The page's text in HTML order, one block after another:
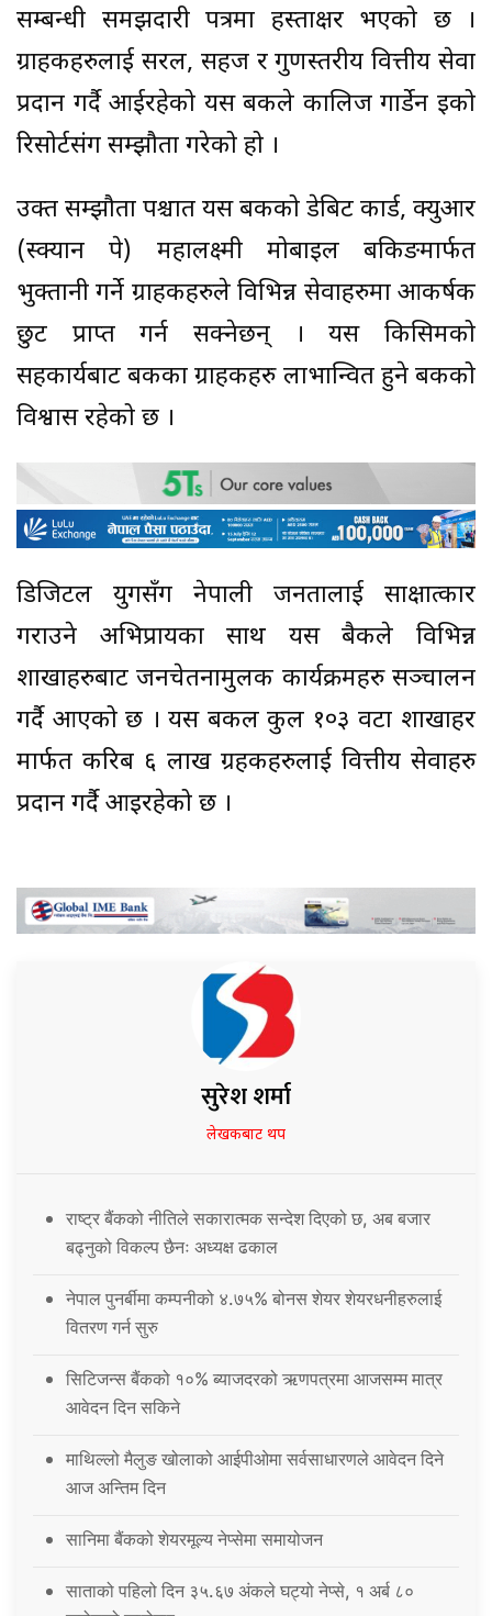
सम्बन्धी समझदारी पत्रमा हस्ताक्षर भएको छ ।
ग्राहकहरुलाई सरल, सहज र गुणस्तरीय वित्तीय सेवा
प्रदान गर्दै आईरहेको यस बैंकले कालिज गार्डेन इको
रिसोर्टसंग सम्झौता गरेको हो ।
उक्त सम्झौता पश्चात यस बैंकको डेबिट कार्ड, क्युआर
(स्क्यान पे) महालक्ष्मी मोबाइल बैंकिङमार्फत
भुक्तानी गर्ने ग्राहकहरुले विभिन्न सेवाहरुमा आकर्षक
छुट प्राप्त गर्न सक्नेछन् । यस किसिमको
सहकार्यबाट बैंकका ग्राहकहरु लाभान्वित हुने बैंकको
विश्वास रहेको छ ।
डिजिटल युगसँग नेपाली जनतालाई साक्षात्कार
गराउने अभिप्रायका साथ यस बैकले विभिन्न
शाखाहरुबाट जनचेतनामुलक कार्यक्रमहरु सञ्चालन
गर्दै आएको छ । यस बैंकल कुल १०३ वटा शाखाहर
मार्फत करिब ६ लाख ग्रहकहरुलाई वित्तीय सेवाहरु
प्रदान गर्दै आइरहेको छ ।
सुरेश शर्मा
लेखकबाट थप
राष्ट्र बैंकको नीतिले सकारात्मक सन्देश दिएको छ, अब बजार
बढ्नुको विकल्प छैनः अध्यक्ष ढकाल
नेपाल पुनर्बीमा कम्पनीको ४.७५% बोनस शेयर शेयरधनीहरुलाई
वितरण गर्न सुरु
सिटिजन्स बैंकको १०% ब्याजदरको ऋणपत्रमा आजसम्म मात्र
आवेदन दिन सकिने
माथिल्लो मैलुङ खोलाको आईपीओमा सर्वसाधारणले आवेदन दिने
आज अन्तिम दिन
सानिमा बैंकको शेयरमूल्य नेप्सेमा समायोजन
साताको पहिलो दिन ३५.६७ अंकले घट्यो नेप्से, १ अर्ब ८०